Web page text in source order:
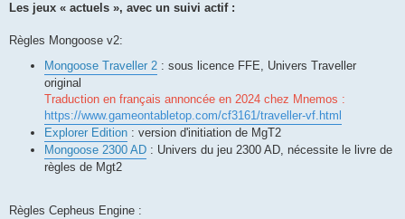
Les jeux « actuels », avec un suivi actif :
Règles Mongoose v2:
Mongoose Traveller 2 : sous licence FFE, Univers Traveller
original
Traduction en français annoncée en 2024 chez Mnemos :
https://www.gameontabletop.com/cf3161/traveller-vf.html
Explorer Edition : version d'initiation de MgT2
Mongoose 2300 AD : Univers du jeu 2300 AD, nécessite le livre de
règles de Mgt2
Règles Cepheus Engine :